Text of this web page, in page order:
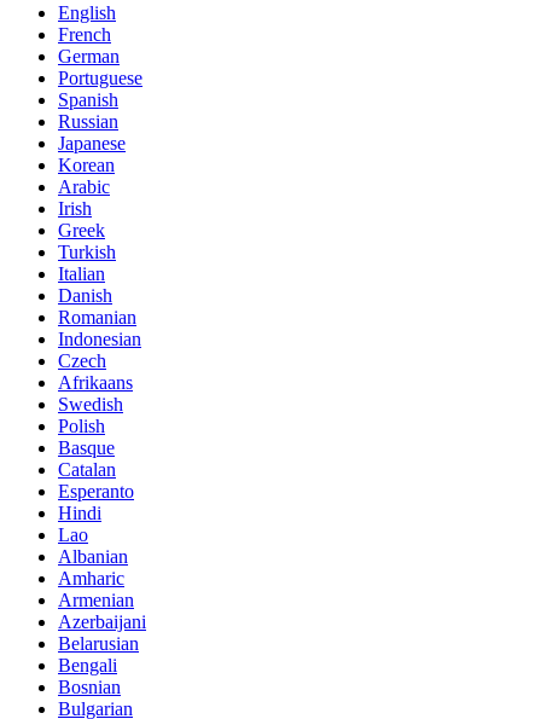
English
French
German
Portuguese
Spanish
Russian
Japanese
Korean
Arabic
Irish
Greek
Turkish
Italian
Danish
Romanian
Indonesian
Czech
Afrikaans
Swedish
Polish
Basque
Catalan
Esperanto
Hindi
Lao
Albanian
Amharic
Armenian
Azerbaijani
Belarusian
Bengali
Bosnian
Bulgarian